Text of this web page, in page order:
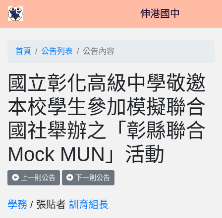
伸港國中
首頁 公告列表 公告內容
國立彰化高級中學敬邀
本校學生參加模擬聯合
國社舉辦之「彰縣聯合
Mock MUN」活動
上一則公告 下一則公告
學務 / 張貼者 訓育組長